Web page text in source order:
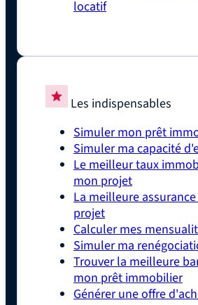
locatif
Les indispensables
Simuler mon prêt
Simuler ma capacité
Le meilleur taux
mon projet
La meilleure
projet
Calculer mes
Simuler ma
Trouver la meilleure
mon prêt immobilier
Générer une offre